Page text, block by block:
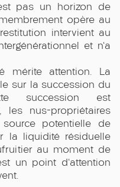
pas un horizon de
opère au
intervient au
et n'a
mérite attention. La
sur la succession du
succession est
les nus-propriétaires
potentielle de
la liquidité résiduelle
au moment de
un point d'attention